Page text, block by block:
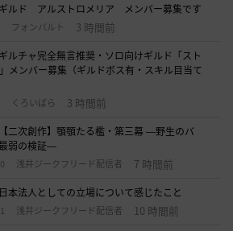
ギルド アルストロメリア メンバー募集です
フォンバルト 3 時間前
ギルチャ完全無言推奨・ソロ向けギルド「スト
メンバー募集（ギルドボス有・スキル目当て
くろいばら 3 時間前
【二次創作】顎顎たる檻・第三幕 ―野生のバ
弱の検証―
浅井ジークフリード配信者 7 時間前
日本法人としての立場について感じたこと
浅井ジークフリード配信者 10 時間前